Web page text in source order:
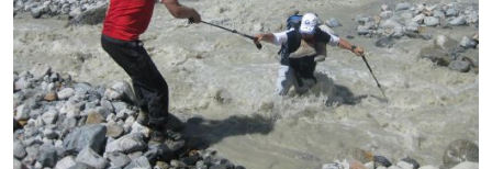
Полезные аксессуары
Книги
Еда
Коврики
Обувь
Женская обувь
Сапоги
Ботинки